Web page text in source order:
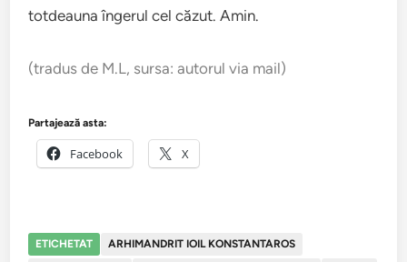
totdeauna îngerul cel căzut. Amin.
(tradus de M.L, sursa: autorul via mail)
Partajează asta:
Facebook X
ETICHETAT
ARHIMANDRIT IOIL KONSTANTAROS